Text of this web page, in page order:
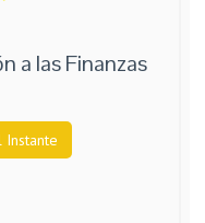
a las Finanzas
Instante